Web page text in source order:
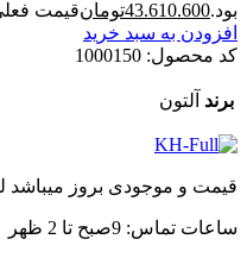
بود.43.610.600تومانقیمت فعلی 43.610.600تومان
افزودن به سبد خرید
کد محصول: 1000150
برند آلتون
قیمت و موجودی بروز میباشد
ساعات تماس: 9صبح تا 2 ظهر